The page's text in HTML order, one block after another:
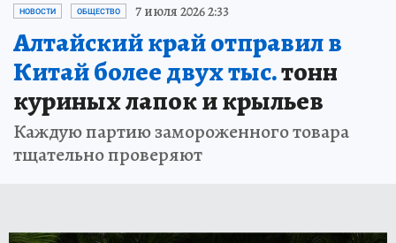
НОВОСТИ ОБЩЕСТВО 7 июля 2026 2:33
Алтайский край отправил в
Китай более двух тыс.тонн
куриных лапок и крыльев
Каждую партию замороженного товара
тщательно проверяют